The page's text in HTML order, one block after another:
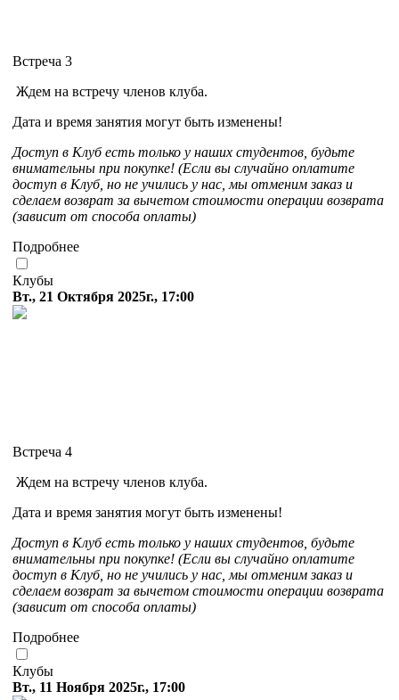
Встреча 3
Ждем на встречу членов клуба.
Дата и время занятия могут быть изменены!
Доступ в Клуб есть только у наших студентов, будьте
внимательны при покупке! (Если вы случайно оплатите
доступ в Клуб, но не учились у нас, мы отменим заказ и
сделаем возврат за вычетом стоимости операции возврата
(зависит от способа оплаты)
Подробнее
Клубы
Вт., 21 Октября 2025г., 17:00
Встреча 4
Ждем на встречу членов клуба.
Дата и время занятия могут быть изменены!
Доступ в Клуб есть только у наших студентов, будьте
внимательны при покупке! (Если вы случайно оплатите
доступ в Клуб, но не учились у нас, мы отменим заказ и
сделаем возврат за вычетом стоимости операции возврата
(зависит от способа оплаты)
Подробнее
Клубы
Вт., 11 Ноября 2025г., 17:00